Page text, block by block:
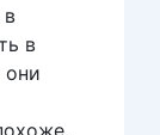
в
в
они